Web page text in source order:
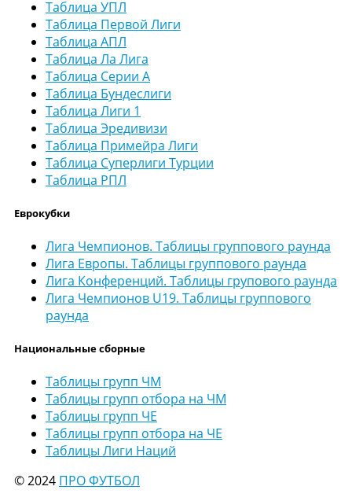
Таблица УПЛ
Таблица Первой Лиги
Таблица АПЛ
Таблица Ла Лига
Таблица Серии А
Таблица Бундеслиги
Таблица Лиги 1
Таблица Эредивизи
Таблица Примейра Лиги
Таблица Суперлиги Турции
Таблица РПЛ
Еврокубки
Лига Чемпионов. Таблицы группового раунда
Лига Европы. Таблицы группового раунда
Лига Конференций. Таблицы групового раунда
Лига Чемпионов U19. Таблицы группового
раунда
Национальные сборные
Таблицы групп ЧМ
Таблицы групп отбора на ЧМ
Таблицы групп ЧЕ
Таблицы групп отбора на ЧЕ
Таблицы Лиги Наций
© 2024 ПРО ФУТБОЛ